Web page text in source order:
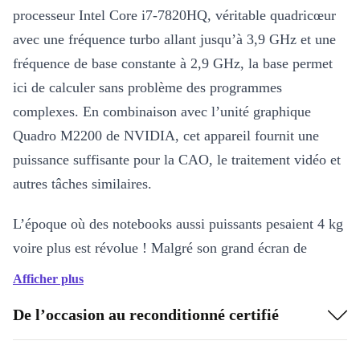
processeur Intel Core i7-7820HQ, véritable quadricœur
avec une fréquence turbo allant jusqu’à 3,9 GHz et une
fréquence de base constante à 2,9 GHz, la base permet
ici de calculer sans problème des programmes
complexes. En combinaison avec l’unité graphique
Quadro M2200 de NVIDIA, cet appareil fournit une
puissance suffisante pour la CAO, le traitement vidéo et
autres tâches similaires.
L’époque où des notebooks aussi puissants pesaient 4 kg
voire plus est révolue ! Malgré son grand écran de
15,6 pouces, son pavé numérique et sa puissance, ce
portable, avec un poids de 2,6 kg et une épaisseur de
26 mm.
Afficher plus
De l’occasion au reconditionné certifié